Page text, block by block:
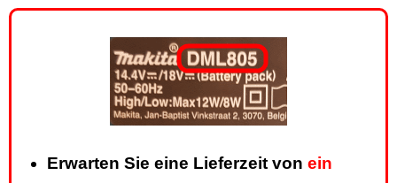
Erwarten Sie eine Lieferzeit von ein